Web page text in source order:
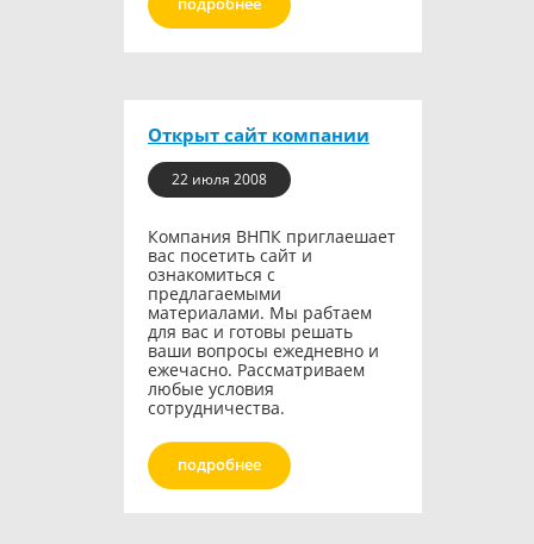
Открыт сайт компании
22 июля 2008
Компания ВНПК приглаешает
вас посетить сайт и
ознакомиться с
предлагаемыми
материалами. Мы рабтаем
для вас и готовы решать
ваши вопросы ежедневно и
ежечасно. Рассматриваем
любые условия
сотрудничества.
подробнее